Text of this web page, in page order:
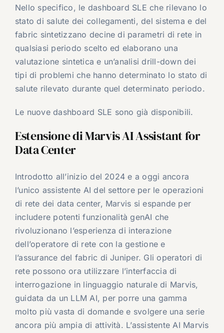
Nello specifico, le dashboard SLE che rilevano lo
stato di salute dei collegamenti, del sistema e del
fabric sintetizzano decine di parametri di rete in
qualsiasi periodo scelto ed elaborano una
valutazione sintetica e un’analisi drill-down dei
tipi di problemi che hanno determinato lo stato di
salute rilevato durante quel determinato periodo.
Le nuove dashboard SLE sono già disponibili.
Estensione di Marvis AI Assistant for
Data Center
Introdotto all’inizio del 2024 e a oggi ancora
l’unico assistente AI del settore per le operazioni
di rete dei data center, Marvis si espande per
includere potenti funzionalità genAI che
rivoluzionano l’esperienza di interazione
dell’operatore di rete con la gestione e
l’assurance del fabric di Juniper. Gli operatori di
rete possono ora utilizzare l’interfaccia di
interrogazione in linguaggio naturale di Marvis,
guidata da un LLM AI, per porre una gamma
molto più vasta di domande e svolgere una serie
ancora più ampia di attività. L’assistente AI Marvis